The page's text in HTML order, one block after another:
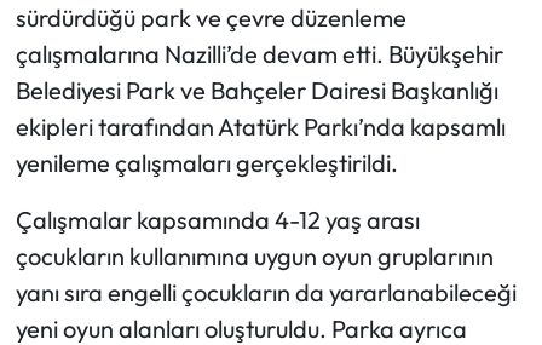
sürdürdüğü park ve çevre düzenleme
çalışmalarına Nazilli’de devam etti. Büyükşehir
Belediyesi Park ve Bahçeler Dairesi Başkanlığı
ekipleri tarafından Atatürk Parkı’nda kapsamlı
yenileme çalışmaları gerçekleştirildi.
Çalışmalar kapsamında 4-12 yaş arası
çocukların kullanımına uygun oyun gruplarının
yanı sıra engelli çocukların da yararlanabileceği
yeni oyun alanları oluşturuldu. Parka ayrıca